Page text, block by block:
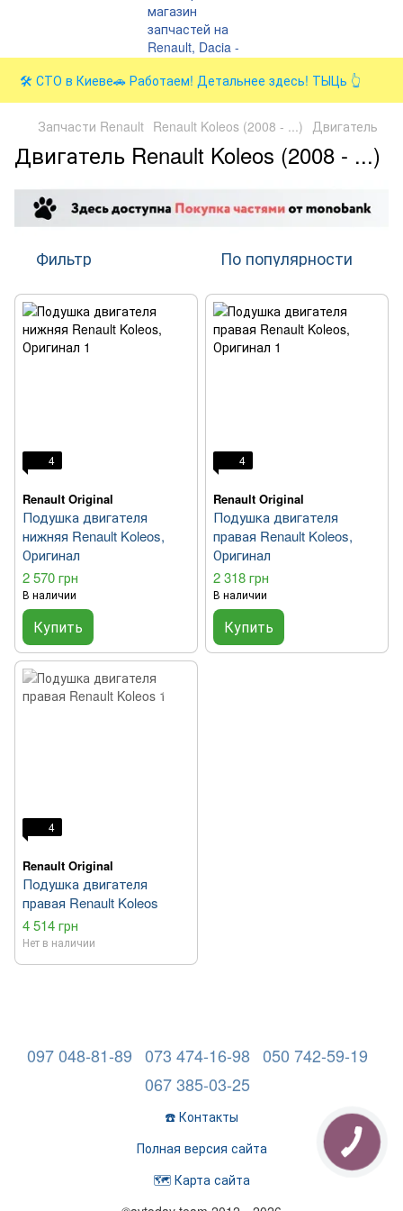
🛠️ СТО в Киеве🚗 Работаем! Детальнее здесь! ТЫЦь 👆
Запчасти Renault Renault Koleos (2008 - ...) Двигатель
Двигатель Renault Koleos (2008 - ...)
Фильтр По популярности
4
Renault Original
Подушка двигателя
нижняя Renault Koleos,
Оригинал
2 570 грн
В наличии
Купить
4
Renault Original
Подушка двигателя
правая Renault Koleos,
Оригинал
2 318 грн
В наличии
Купить
4
Renault Original
Подушка двигателя
правая Renault Koleos
4 514 грн
Нет в наличии
097 048-81-89 073 474-16-98 050 742-59-19
067 385-03-25
☎️ Контакты
Полная версия сайта
🗺️ Карта сайта